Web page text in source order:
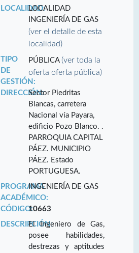
LOCALIDAD:LOCALIDAD
INGENIERÍA DE GAS
(ver el detalle de esta
localidad)
TIPO
DE
GESTIÓN:
PÚBLICA(ver toda la
oferta oferta pública)
DIRECCIÓN:Sector Piedritas
Blancas, carretera
Nacional vía Payara,
edificio Pozo Blanco. .
PARROQUIA CAPITAL
PÁEZ. MUNICIPIO
PÁEZ. Estado
PORTUGUESA.
PROGRAMA
ACADÉMICO:
INGENIERÍA DE GAS
CÓDIGO:10663
DESCRIPCIÓN:El Ingeniero de Gas,
posee habilidades,
destrezas y aptitudes